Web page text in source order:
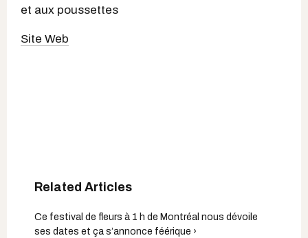
et aux poussettes
Site Web
Ce festival de fleurs à 1 h de Montréal nous dévoile
ses dates et ça s’annonce féérique ›